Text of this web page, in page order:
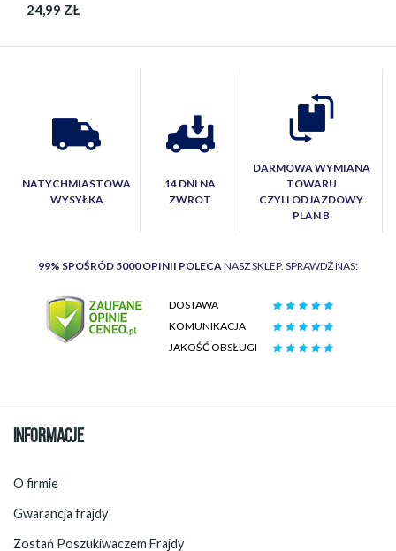
24,99 ZŁ
NATYCHMIASTOWA
WYSYŁKA
14 DNI NA
ZWROT
DARMOWA WYMIANA
TOWARU
CZYLI ODJAZDOWY
PLAN B
99% SPOŚRÓD 5000 OPINII POLECA NASZ SKLEP. SPRAWDŹ NAS:
DOSTAWA
KOMUNIKACJA
JAKOŚĆ OBSŁUGI
INFORMACJE
O firmie
Gwarancja frajdy
Zostań Poszukiwaczem Frajdy